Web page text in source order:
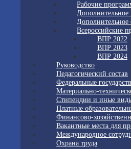
Рабочие
Дополнительное
Дополнительное
Всероссийские
ВПР 2022
ВПР 2023
ВПР 2024
Руководство
Педагогический состав
Федеральные
Материально-
Стипендии и иные
Платные
Финансово-
Вакантные места для
Международное
Охрана труда